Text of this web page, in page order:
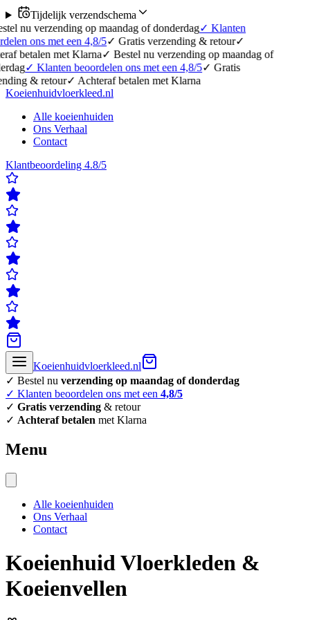
Tijdelijk verzendschema
op maandag of donderdag✓Klanten
met een 4,8/5✓ Gratis verzending & retour✓
met Klarna✓Bestel nu verzending op maandag of
Klanten beoordelen ons met een 4,8/5✓ Gratis
retour✓Achteraf betalen met Klarna
Koeienhuidvloerkleed.nl
Alle koeienhuiden
Ons Verhaal
Contact
Klantbeoordeling 4.8/5
Koeienhuidvloerkleed.nl
✓ Bestel nu verzending op maandag of donderdag
✓ Klanten beoordelen ons met een 4,8/5
✓ Gratis verzending & retour
✓ Achteraf betalen met Klarna
Menu
Alle koeienhuiden
Ons Verhaal
Contact
Koeienhuid Vloerkleden &
Koeienvellen